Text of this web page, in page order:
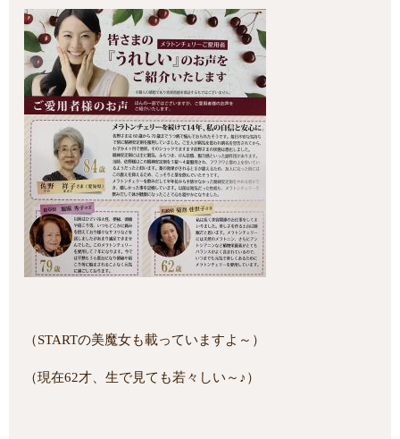
（STARTの美魔女も載っていますよ～）
（現在62才、生で見ても若々しい～♪）